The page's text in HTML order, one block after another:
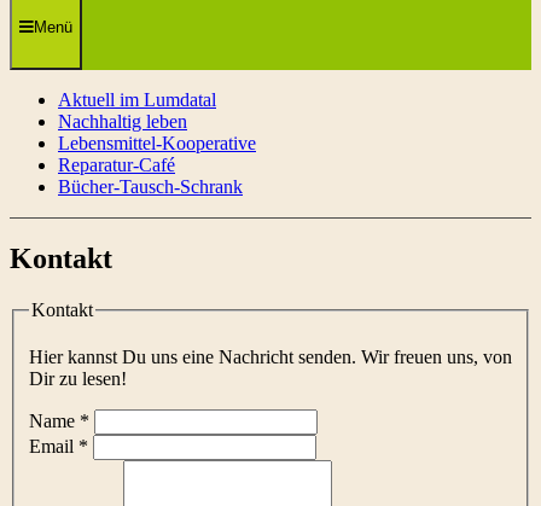
Menü
Aktuell im Lumdatal
Nachhaltig leben
Lebensmittel-Kooperative
Reparatur-Café
Bücher-Tausch-Schrank
Kontakt
Kontakt
Hier kannst Du uns eine Nachricht senden. Wir freuen uns, von
Dir zu lesen!
Name *
Email *